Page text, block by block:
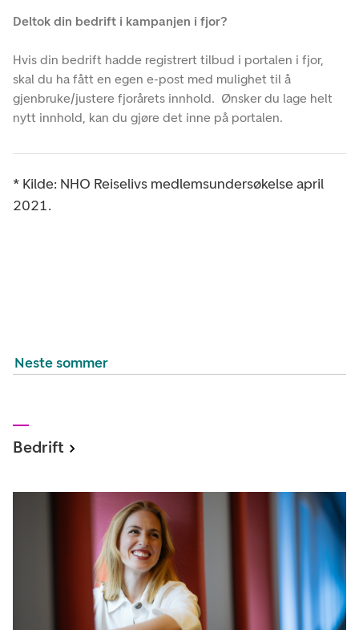
Deltok din bedrift i kampanjen i fjor?
Hvis din bedrift hadde registrert tilbud i portalen i fjor,
skal du ha fått en egen e-post med mulighet til å
gjenbruke/justere fjorårets innhold. Ønsker du lage helt
nytt innhold, kan du gjøre det inne på portalen.
* Kilde: NHO Reiselivs medlemsundersøkelse april
2021.
Neste sommer
Bedrift